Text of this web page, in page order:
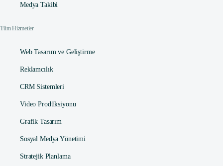
Medya Takibi
Tüm Hizmetler
Web Tasarım ve Geliştirme
Reklamcılık
CRM Sistemleri
Video Prodüksiyonu
Grafik Tasarım
Sosyal Medya Yönetimi
Stratejik Planlama